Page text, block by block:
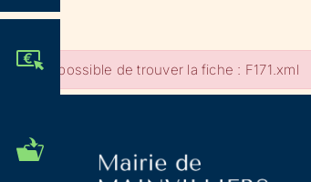
ADMINISTRATIVES
Impossible de trouver la fiche : F171.xml